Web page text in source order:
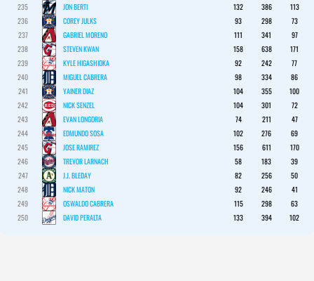
235
JON BERTI 132 386
113
236
COREY JULKS 93 298
73
237
GABRIEL MORENO 111 341
97
238
STEVEN KWAN 158 638
171
239
KYLE HIGASHIOKA 92 242
77
240
MIGUEL CABRERA 98 334
86
241
YAINER DIAZ 104 355
100
242
NICK SENZEL 104 301
72
243
EVAN LONGORIA 74 211
47
244
EDMUNDO SOSA 102 276
69
245
JOSE RAMIREZ 156 611
170
246
TREVOR LARNACH 58 183
39
247
J.J. BLEDAY 82 256
50
248
NICK MATON 92 246
41
249
OSWALDO CABRERA 115 298
63
250
DAVID PERALTA 133 394 102